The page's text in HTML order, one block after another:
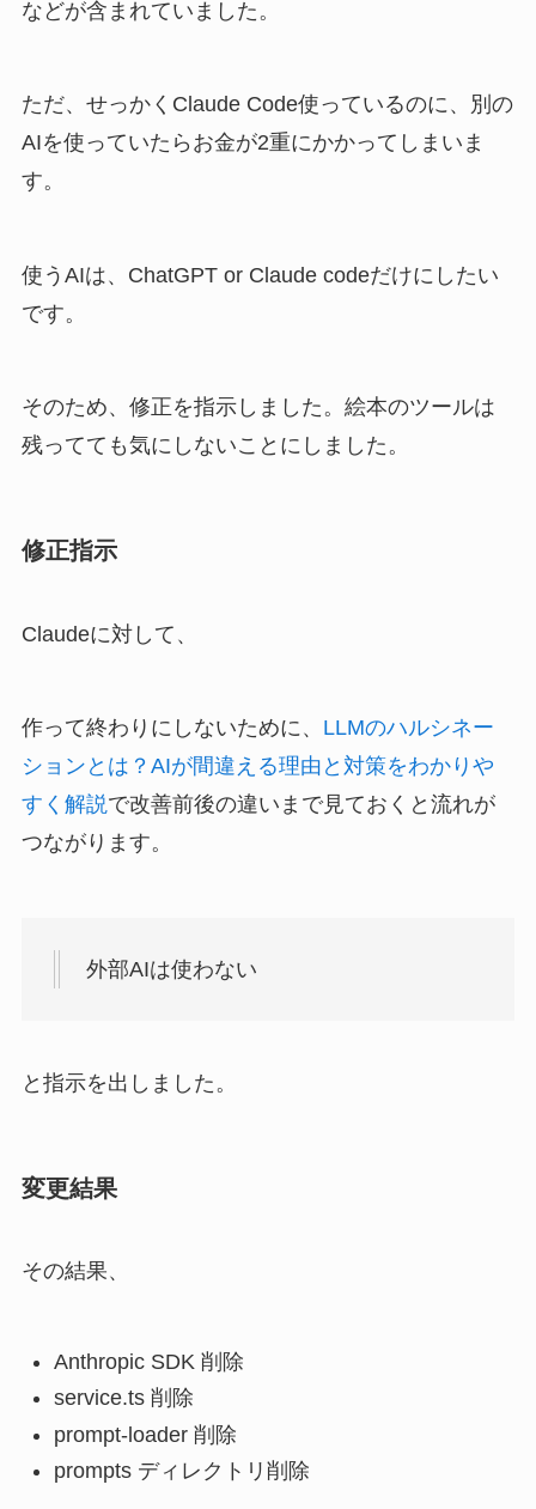
などが含まれていました。
ただ、せっかくClaude Code使っているのに、別の
AIを使っていたらお金が2重にかかってしまいま
す。
使うAIは、ChatGPT or Claude codeだけにしたい
です。
そのため、修正を指示しました。絵本のツールは
残ってても気にしないことにしました。
修正指示
Claudeに対して、
作って終わりにしないために、 LLMのハルシネー
ションとは？AIが間違える理由と対策をわかりや
すく解説で改善前後の違いまで見ておくと流れが
つながります。
外部AIは使わない
と指示を出しました。
変更結果
その結果、
Anthropic SDK 削除
service.ts 削除
prompt-loader 削除
prompts ディレクトリ削除